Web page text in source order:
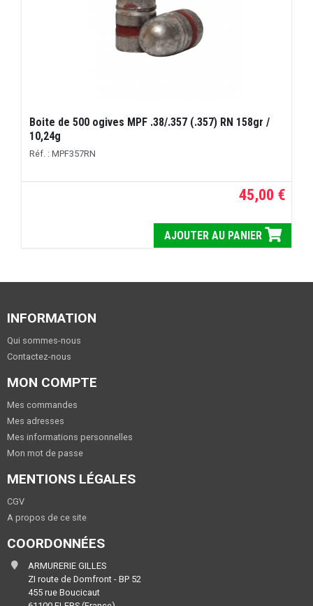
Boite de 500 ogives MPF .38/.357 (.357) RN 158gr /
10,24g
Réf. : MPF357RN
45,00 €
AJOUTER AU PANIER
INFORMATION
Qui sommes-nous
Contactez-nous
MON COMPTE
Mes commandes
Mes adresses
Mes informations personnelles
Mon mot de passe
MENTIONS LÉGALES
CGV
A propos de ce site
COORDONNÉES
ARMURERIE GILLES
ZI route de Domfront - BP 52
455 rue Boucicaut